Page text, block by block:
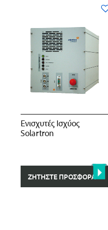
Ενισχυτές Iσχύος
Solartron
ΖΗΤΉΣΤΕ ΠΡΟΣΦΟΡΆ